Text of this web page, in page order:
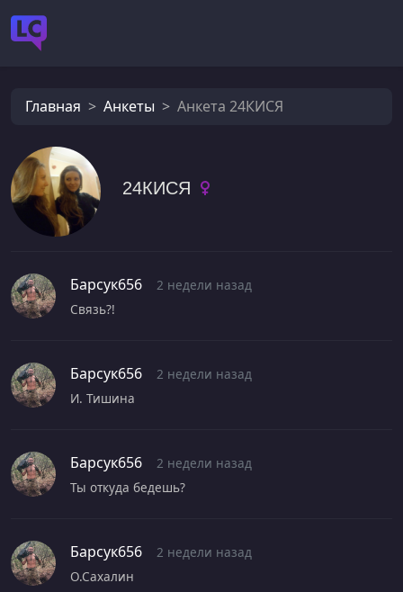
Главная Анкеты Анкета 24КИСЯ
24КИСЯ
Барсук656
2 недели назад
Связь?!
Барсук656
2 недели назад
И. Тишина
Барсук656
2 недели назад
Ты откуда бедешь?
Барсук656
2 недели назад
О.Сахалин